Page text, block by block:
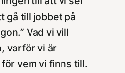
gå till jobbet på
Vad vi vill
varför vi är
vem vi finns till.